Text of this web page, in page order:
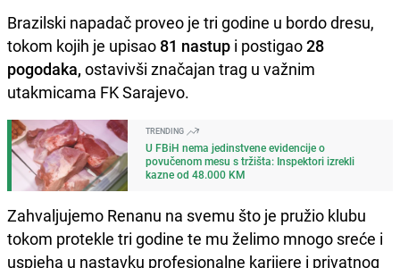
Brazilski napadač proveo je tri godine u bordo dresu,
tokom kojih je upisao 81 nastup i postigao28
pogodaka, ostavivši značajan trag u važnim
utakmicama FK Sarajevo.
TRENDING
U FBiH nema jedinstvene evidencije o
povučenom mesu s tržišta: Inspektori izrekli
kazne od 48.000 KM
Zahvaljujemo Renanu na svemu što je pružio klubu
tokom protekle tri godine te mu želimo mnogo sreće i
uspjeha u nastavku profesionalne karijere i privatnog